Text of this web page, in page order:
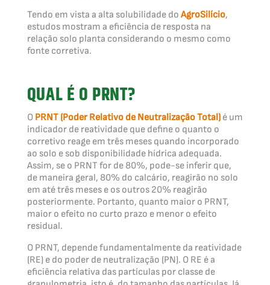
Tendo em vista a alta solubilidade do AgroSilício,
estudos mostram a eficiência de resposta na
relação solo planta considerando o mesmo como
fonte corretiva.
QUAL É O PRNT?
O PRNT (Poder Relativo de Neutralização Total)é um
indicador de reatividade que define o quanto o
corretivo reage em três meses quando incorporado
ao solo e sob disponibilidade hídrica adequada.
Assim, se o PRNT for de 80%, pode-se inferir que,
de maneira geral, 80% do calcário, reagirão no solo
em até três meses e os outros 20% reagirão
posteriormente. Portanto, quanto maior o PRNT,
maior o efeito no curto prazo e menor o efeito
residual.
O PRNT, depende fundamentalmente da reatividade
(RE) e do poder de neutralização (PN). O RE é a
eficiência relativa das partículas por classe de